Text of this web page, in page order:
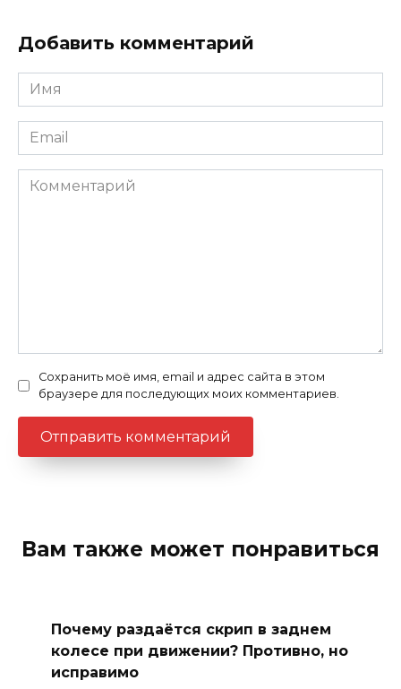
Добавить комментарий
Имя
Email
Комментарий
Сохранить моё имя, email и адрес сайта в этом
браузере для последующих моих комментариев.
Вам также может понравиться
Почему раздаётся скрип в заднем
колесе при движении? Противно, но
исправимо